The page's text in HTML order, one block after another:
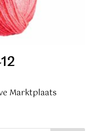
Marktplaats